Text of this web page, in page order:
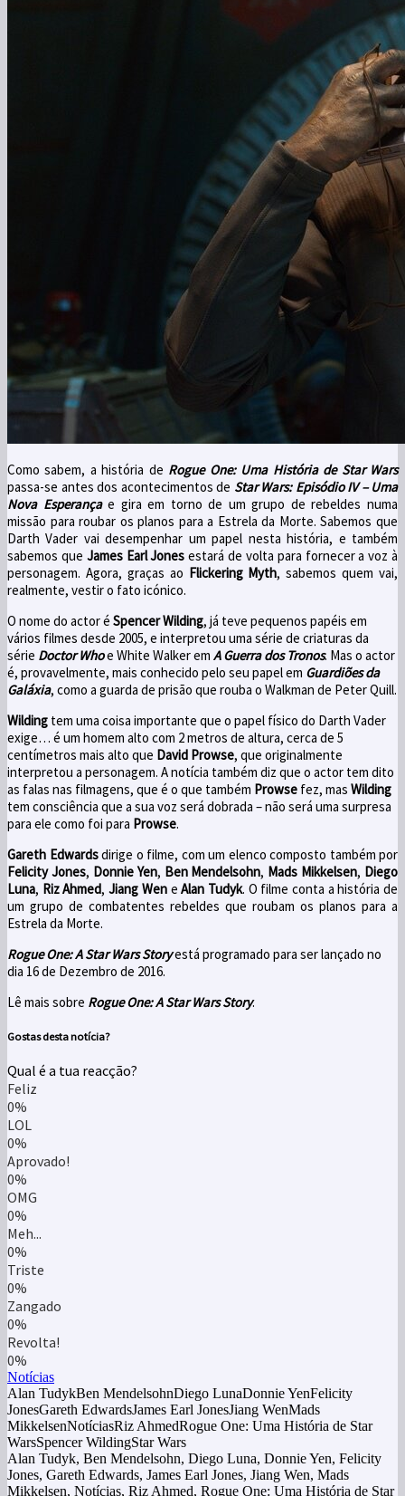
Como sabem, a história de Rogue One: Uma História de Star Wars
passa-se antes dos acontecimentos de Star Wars: Episódio IV – Uma
Nova Esperançae gira em torno de um grupo de rebeldes numa
missão para roubar os planos para a Estrela da Morte. Sabemos que
Darth Vader vai desempenhar um papel nesta história, e também
sabemos que James Earl Jones estará de volta para fornecer a voz à
personagem. Agora, graças ao Flickering Myth, sabemos quem vai,
realmente, vestir o fato icónico.
O nome do actor é Spencer Wilding, já teve pequenos papéis em
vários filmes desde 2005, e interpretou uma série de criaturas da
série Doctor Whoe White Walker em A Guerra dos Tronos. Mas o actor
é, provavelmente, mais conhecido pelo seu papel em Guardiões da
Galáxia, como a guarda de prisão que rouba o Walkman de Peter Quill.
Wilding tem uma coisa importante que o papel físico do Darth Vader
exige… é um homem alto com 2 metros de altura, cerca de 5
centímetros mais alto que David Prowse, que originalmente
interpretou a personagem. A notícia também diz que o actor tem dito
as falas nas filmagens, que é o que também Prowse fez, mas Wilding
tem consciência que a sua voz será dobrada – não será uma surpresa
para ele como foi para Prowse.
Gareth Edwardsdirige o filme, com um elenco composto também por
Felicity Jones, Donnie Yen, Ben Mendelsohn, Mads Mikkelsen, Diego
Luna, Riz Ahmed,Jiang WeneAlan Tudyk. O filme conta a história de
um grupo de combatentes rebeldes que roubam os planos para a
Estrela da Morte.
Rogue One: A Star Wars Storyestá programado para ser lançado no
dia 16de Dezembro de 2016.
Lê mais sobre Rogue One: A Star Wars Story.
Gostas desta notícia?
Qual é a tua reacção?
Feliz
0%
LOL
0%
Aprovado!
0%
OMG
0%
Meh...
0%
Triste
0%
Zangado
0%
Revolta!
0%
Notícias
Alan TudykBen MendelsohnDiego LunaDonnie YenFelicity
JonesGareth EdwardsJames Earl JonesJiang WenMads
MikkelsenNotíciasRiz AhmedRogue One: Uma História de Star
WarsSpencer WildingStar Wars
Alan Tudyk, Ben Mendelsohn, Diego Luna, Donnie Yen, Felicity
Jones, Gareth Edwards, James Earl Jones, Jiang Wen, Mads
Mikkelsen, Notícias, Riz Ahmed, Rogue One: Uma História de Star